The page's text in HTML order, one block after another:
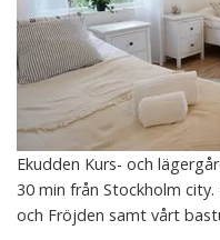
Ekudden Kurs- och
30 min från Stockholm
och Fröjden samt vårt